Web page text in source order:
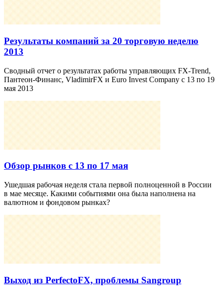
Результаты компаний за 20 торговую неделю
2013
Сводный отчет о результатах работы управляющих FX-Trend,
Пантеон-Финанс, VladimirFX и Euro Invest Company с 13 по 19
мая 2013
Обзор рынков с 13 по 17 мая
Ушедшая рабочая неделя стала первой полноценной в России
в мае месяце. Какими событиями она была наполнена на
валютном и фондовом рынках?
Выход из PerfectoFX, проблемы Sangroup